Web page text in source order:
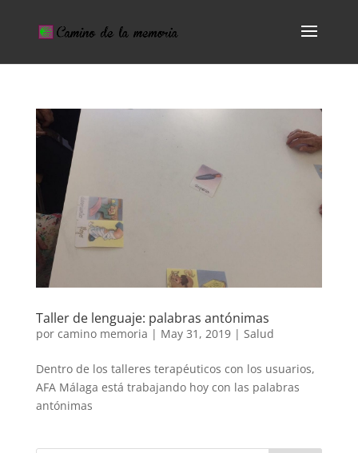
Taller de lenguaje: palabras antónimas
por camino memoria | May 31, 2019| Salud
Dentro de los talleres terapéuticos con los usuarios,
AFA Málaga está trabajando hoy con las palabras
antónimas